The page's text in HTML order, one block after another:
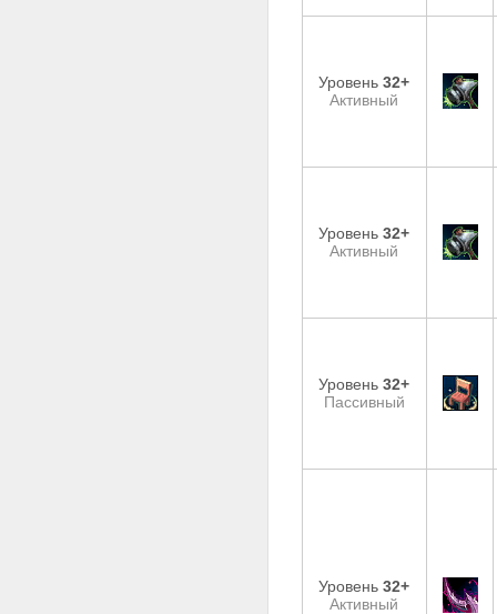
Уровень32+
Активный
Уровень32+
Активный
Уровень32+
Пассивный
Уровень32+
Активный